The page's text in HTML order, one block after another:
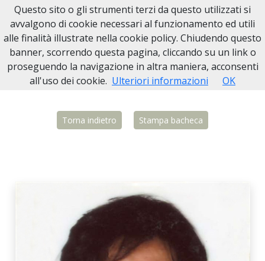
Necrologi Biella
Home Italia BI Biella Maria Piraneo
Torna indietro Stampa bacheca
Questo sito o gli strumenti terzi da questo utilizzati si
avvalgono di cookie necessari al funzionamento ed utili
alle finalità illustrate nella cookie policy. Chiudendo questo
banner, scorrendo questa pagina, cliccando su un link o
proseguendo la navigazione in altra maniera, acconsenti
all'uso dei cookie. Ulteriori informazioni OK